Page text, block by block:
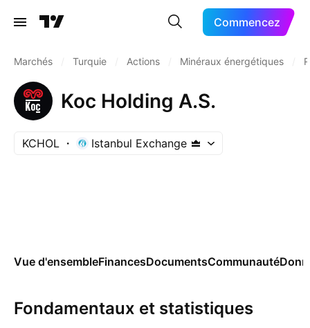
Commencez
Marchés Turquie Actions Minéraux énergétiques
Koc Holding A.S.
KCHOL Istanbul Exchange
Vue d'ensembleFinancesDocumentsCommunauté
Fondamentaux et statistiques